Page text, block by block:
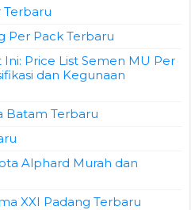
Terbaru
Per Pack Terbaru
Price List Semen MU Per
dan Kegunaan
Batam Terbaru
Alphard Murah dan
XXI Padang Terbaru